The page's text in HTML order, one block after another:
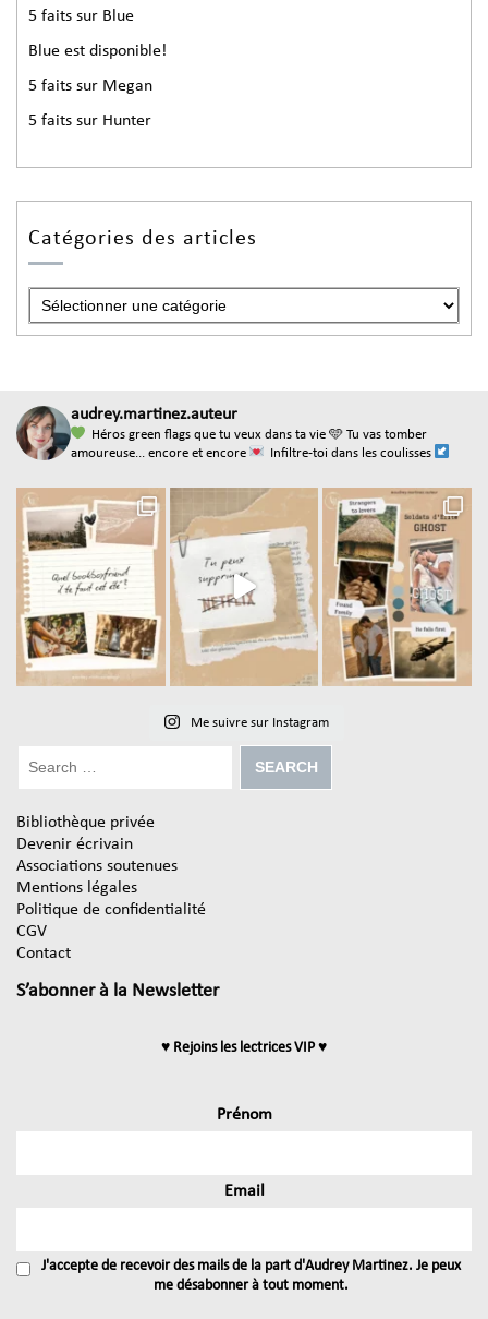
5 faits sur Blue
Blue est disponible!
5 faits sur Megan
5 faits sur Hunter
Catégories des articles
audrey.martinez.auteur
Héros green flags que tu veux dans ta vie 🩵 Tu vas tomber
amoureuse... encore et encore
Infiltre-toi dans les coulisses
Me suivre sur Instagram
Bibliothèque privée
Devenir écrivain
Associations soutenues
Mentions légales
Politique de confidentialité
CGV
Contact
S’abonner à la Newsletter
♥ Rejoins les lectrices VIP ♥
Prénom
Email
J'accepte de recevoir des mails de la part d'Audrey Martinez. Je peux
me désabonner à tout moment.